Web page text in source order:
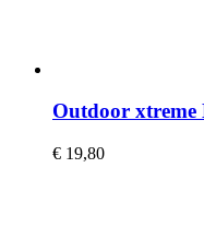
Outdoor xtreme
€ 19,80